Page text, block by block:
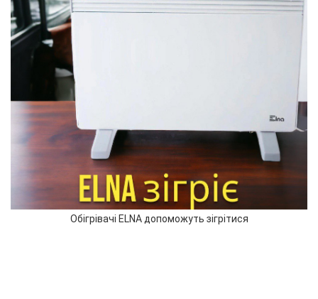
Обігрівачі ELNA допоможуть зігрітися